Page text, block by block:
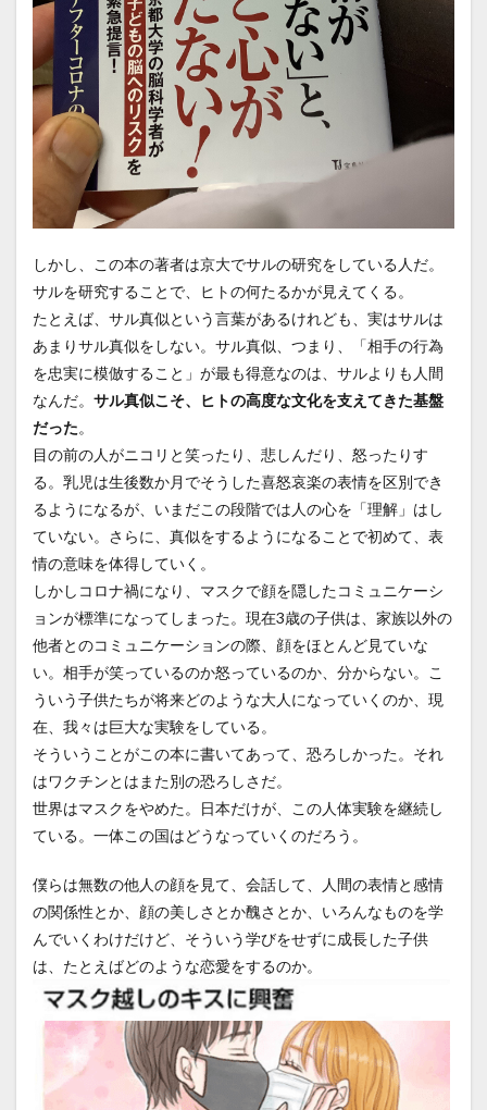
しかし、この本の著者は京大でサルの研究をしている人だ。
サルを研究することで、ヒトの何たるかが見えてくる。
たとえば、サル真似という言葉があるけれども、実はサルは
あまりサル真似をしない。サル真似、つまり、「相手の行為
を忠実に模倣すること」が最も得意なのは、サルよりも人間
なんだ。 サル真似こそ、ヒトの高度な文化を支えてきた基盤
だった。
目の前の人がニコリと笑ったり、悲しんだり、怒ったりす
る。乳児は生後数か月でそうした喜怒哀楽の表情を区別でき
るようになるが、いまだこの段階では人の心を「理解」はし
ていない。さらに、真似をするようになることで初めて、表
情の意味を体得していく。
しかしコロナ禍になり、マスクで顔を隠したコミュニケーシ
ョンが標準になってしまった。現在3歳の子供は、家族以外の
他者とのコミュニケーションの際、顔をほとんど見ていな
い。相手が笑っているのか怒っているのか、分からない。こ
ういう子供たちが将来どのような大人になっていくのか、現
在、我々は巨大な実験をしている。
そういうことがこの本に書いてあって、恐ろしかった。それ
はワクチンとはまた別の恐ろしさだ。
世界はマスクをやめた。日本だけが、この人体実験を継続し
ている。一体この国はどうなっていくのだろう。
僕らは無数の他人の顔を見て、会話して、人間の表情と感情
の関係性とか、顔の美しさとか醜さとか、いろんなものを学
んでいくわけだけど、そういう学びをせずに成長した子供
は、たとえばどのような恋愛をするのか。